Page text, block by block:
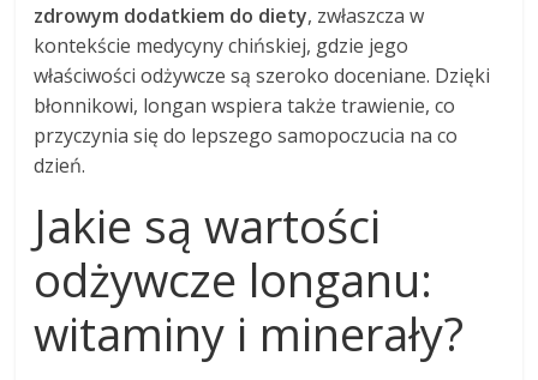
zdrowym dodatkiem do diety, zwłaszcza w
kontekście medycyny chińskiej, gdzie jego
właściwości odżywcze są szeroko doceniane. Dzięki
błonnikowi, longan wspiera także trawienie, co
przyczynia się do lepszego samopoczucia na co
dzień.
Jakie są wartości
odżywcze longanu:
witaminy i minerały?